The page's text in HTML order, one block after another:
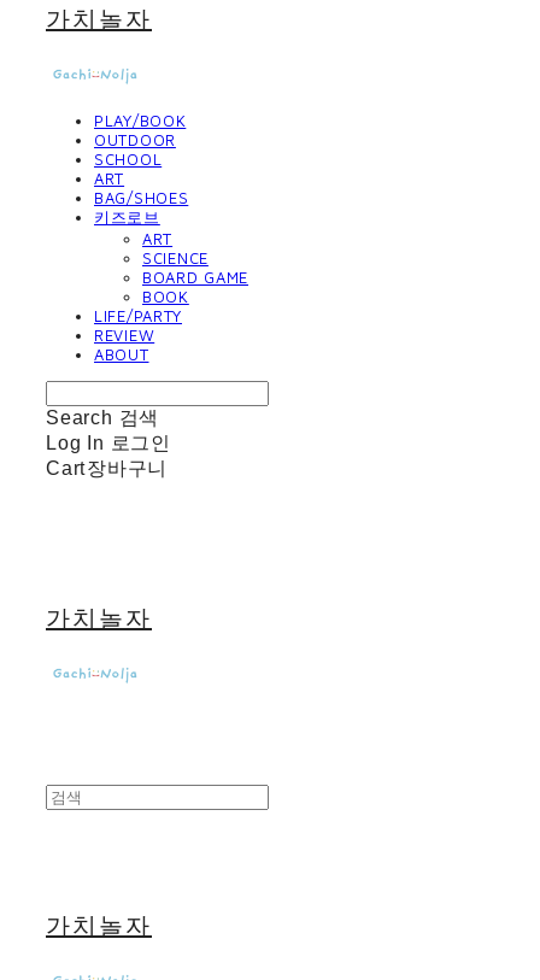
가치놀자
PLAY/BOOK
OUTDOOR
SCHOOL
ART
BAG/SHOES
키즈로브
ART
SCIENCE
BOARD GAME
BOOK
LIFE/PARTY
REVIEW
ABOUT
Search 검색
Log In 로그인
Cart장바구니
가치놀자
가치놀자